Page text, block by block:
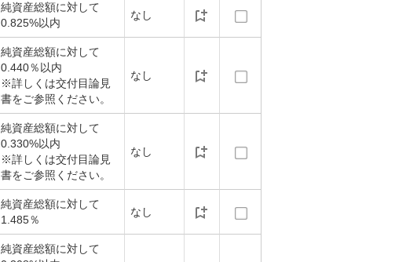
純資産総額に対して
0.825%以内
なし
純資産総額に対して
0.440％以内
※詳しくは交付目論見
書をご参照ください。
なし
純資産総額に対して
0.330%以内
※詳しくは交付目論見
書をご参照ください。
なし
純資産総額に対して
1.485％
なし
純資産総額に対して